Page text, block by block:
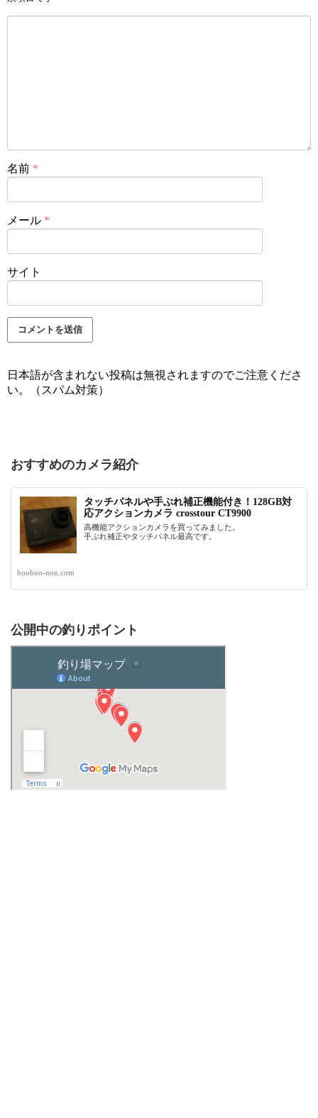
名前 *
メール *
サイト
日本語が含まれない投稿は無視されますのでご注意くださ
い。（スパム対策）
おすすめのカメラ紹介
タッチパネルや手ぶれ補正機能付き！128GB対
応アクションカメラ crosstour CT9900
高機能アクションカメラを買ってみました。
手ぶれ補正やタッチパネル最高です。
booboo-non.com
公開中の釣りポイント